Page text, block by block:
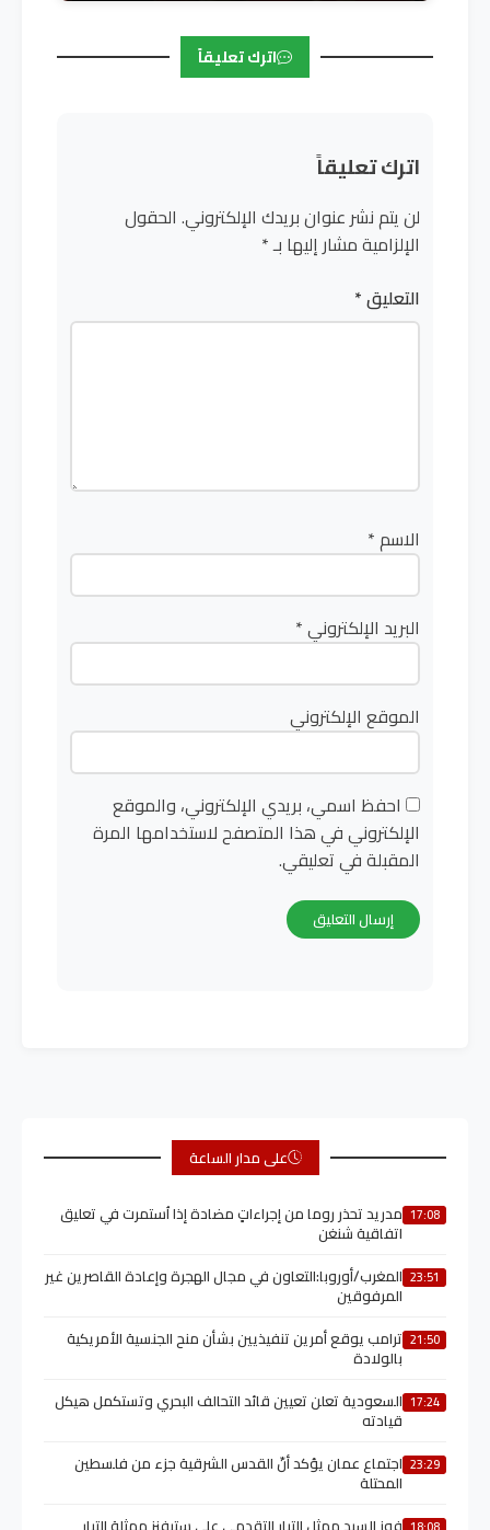
اترك تعليقاً
اترك تعليقاً
لن يتم نشر عنوان بريدك الإلكتروني. الحقول
الإلزامية مشار إليها بـ*
التعليق*
الاسم*
البريد الإلكتروني*
الموقع الإلكتروني
احفظ اسمي، بريدي الإلكتروني، والموقع
الإلكتروني في هذا المتصفح لاستخدامها المرة
المقبلة في تعليقي.
على مدار الساعة
17:08 مدريد تحذر روما من إجراءاتٍ مضادة إذا اُستمرت في تعليق
اتفاقية شنغن
23:51 المغرب/أوروبا:التعاون في مجال الهجرة وإعادة القاصرين غير
المرفوقين
21:50 ترامب يوقع أمرين تنفيذيين بشأن منح الجنسية الأمريكية
بالولادة
17:24 السعودية تعلن تعيين قائد التحالف البحري وتستكمل هيكل
قيادته
23:29 اجتماع عمان يؤكد أنّ القدس الشرقية جزء من فلسطين
المحتلة